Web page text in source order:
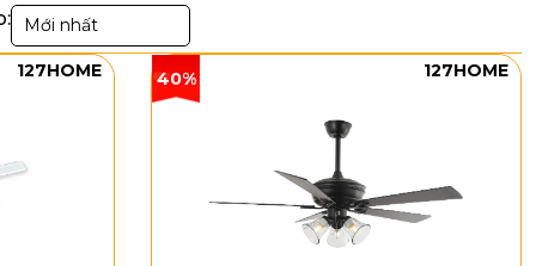
Mới nhất
127HOME 40% 127HOME